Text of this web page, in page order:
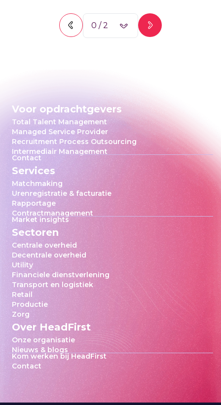
0 /2
Voor opdrachtgevers
Total Talent Management
Managed Service Provider
Recruitment Process Outsourcing
Intermediair Management
Contact
Services
Matchmaking
Urenregistratie & facturatie
Rapportage
Contractmanagement
Market insights
Sectoren
Centrale overheid
Decentrale overheid
Utility
Financiele dienstverlening
Transport en logistiek
Retail
Productie
Zorg
Over HeadFirst
Onze organisatie
Nieuws & blogs
Kom werken bij HeadFirst
Contact